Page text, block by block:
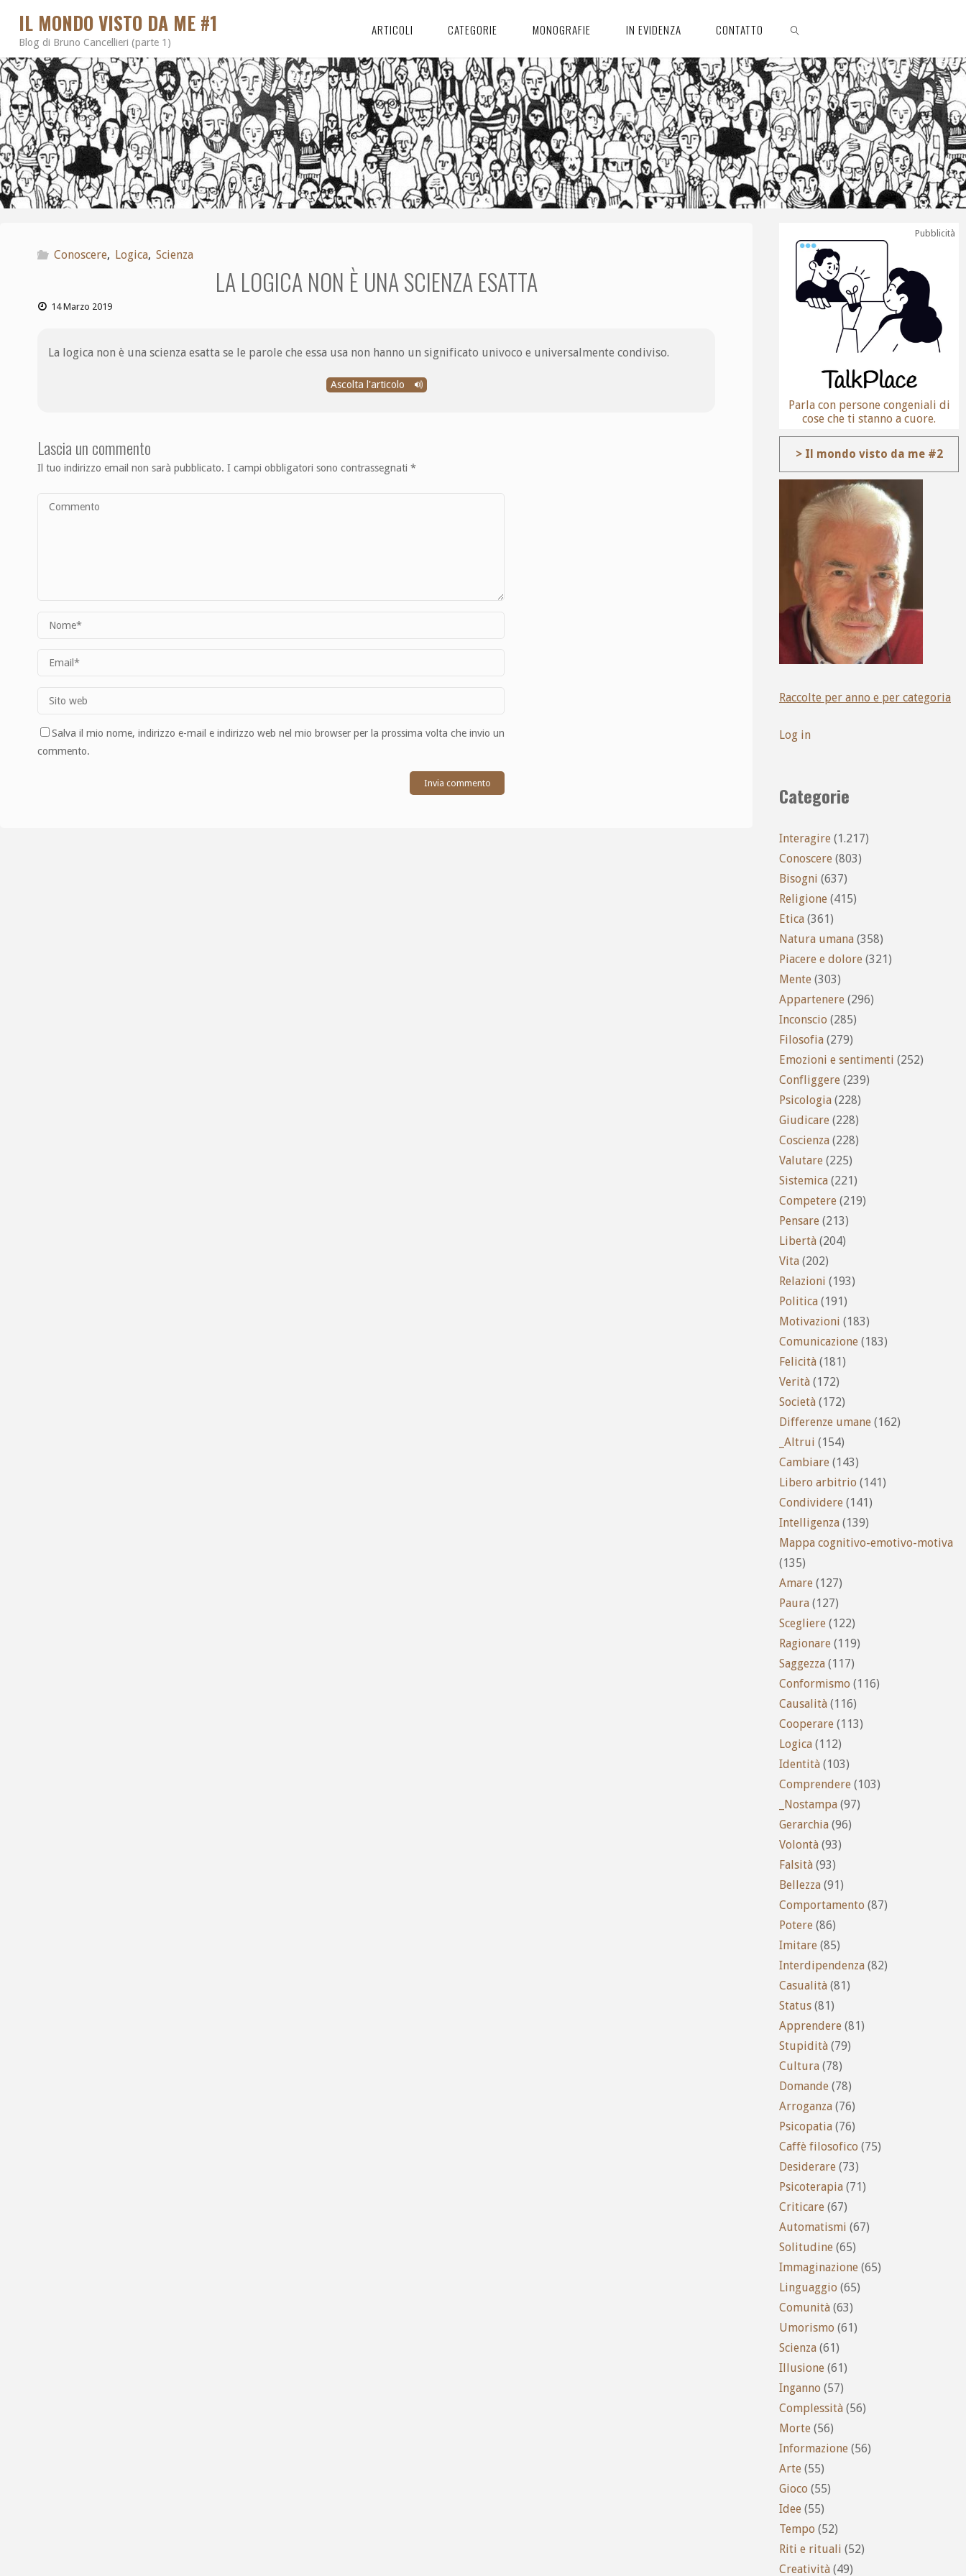
IL MONDO VISTO DA ME #1
Blog di Bruno Cancellieri (parte 1)
ARTICOLI CATEGORIE MONOGRAFIE IN EVIDENZA CONTATTO
CERCA
Conoscere, Logica, Scienza
LA LOGICA NON È UNA SCIENZA ESATTA
14 Marzo 2019
La logica non è una scienza esatta se le parole che essa usa non hanno un significato univoco e universalmente condiviso.
Ascolta l'articolo
Lascia un commento
Il tuo indirizzo email non sarà pubblicato. I campi obbligatori sono contrassegnati*
Salva il mio nome, indirizzo e-mail e indirizzo web nel mio browser per la prossima volta che invio un
commento.
Pubblicità
Parla con persone congeniali di
cose che ti stanno a cuore.
> Il mondo visto da me #2
Raccolte per anno e per categoria
Log in
Categorie
Interagire (1.217)
Conoscere (803)
Bisogni (637)
Religione (415)
Etica (361)
Natura umana (358)
Piacere e dolore (321)
Mente (303)
Appartenere (296)
Inconscio (285)
Filosofia (279)
Emozioni e sentimenti (252)
Confliggere (239)
Psicologia (228)
Giudicare (228)
Coscienza (228)
Valutare (225)
Sistemica (221)
Competere (219)
Pensare (213)
Libertà (204)
Vita (202)
Relazioni (193)
Politica (191)
Motivazioni (183)
Comunicazione (183)
Felicità (181)
Verità (172)
Società (172)
Differenze umane (162)
_Altrui (154)
Cambiare (143)
Libero arbitrio (141)
Condividere (141)
Intelligenza (139)
Mappa cognitivo-emotivo-motiva
(135)
Amare (127)
Paura (127)
Scegliere (122)
Ragionare (119)
Saggezza (117)
Conformismo (116)
Causalità (116)
Cooperare (113)
Logica (112)
Identità (103)
Comprendere (103)
_Nostampa (97)
Gerarchia (96)
Volontà (93)
Falsità (93)
Bellezza (91)
Comportamento (87)
Potere (86)
Imitare (85)
Interdipendenza (82)
Casualità (81)
Status (81)
Apprendere (81)
Stupidità (79)
Cultura (78)
Domande (78)
Arroganza (76)
Psicopatia (76)
Caffè filosofico (75)
Desiderare (73)
Psicoterapia (71)
Criticare (67)
Automatismi (67)
Solitudine (65)
Immaginazione (65)
Linguaggio (65)
Comunità (63)
Umorismo (61)
Scienza (61)
Illusione (61)
Inganno (57)
Complessità (56)
Morte (56)
Informazione (56)
Arte (55)
Gioco (55)
Idee (55)
Tempo (52)
Riti e rituali (52)
Creatività (49)